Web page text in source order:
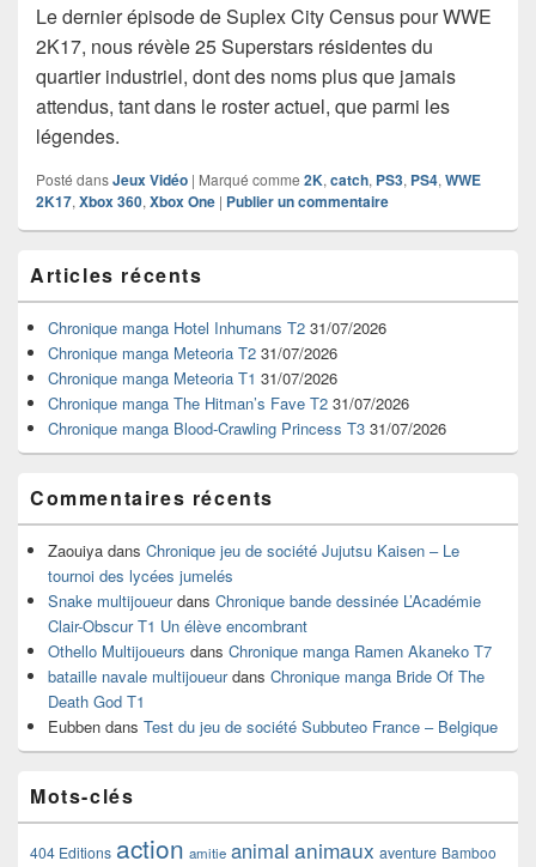
Le dernier épisode de Suplex City Census pour WWE
2K17, nous révèle 25 Superstars résidentes du
quartier industriel, dont des noms plus que jamais
attendus, tant dans le roster actuel, que parmi les
légendes.
Posté dansJeux Vidéo | Marqué comme 2K, catch, PS3, PS4, WWE
2K17, Xbox 360, Xbox One | Publier un commentaire
principale
de
widget
pour
barre
latérale
Articles récents
Chronique manga Hotel Inhumans T2 31/07/2026
Chronique manga Meteoria T2 31/07/2026
Chronique manga Meteoria T1 31/07/2026
Chronique manga The Hitman’s Fave T2 31/07/2026
Chronique manga Blood-Crawling Princess T3 31/07/2026
Commentaires récents
Zaouiya dans Chronique jeu de société Jujutsu Kaisen – Le
tournoi des lycées jumelés
Snake multijoueurdans Chronique bande dessinée L’Académie
Clair-Obscur T1 Un élève encombrant
Othello Multijoueurs dans Chronique manga Ramen Akaneko T7
bataille navale multijoueurdans Chronique manga Bride Of The
Death God T1
Eubben dans Test du jeu de société Subbuteo France – Belgique
Mots-clés
404 Editions action amitie animal animaux aventure Bamboo